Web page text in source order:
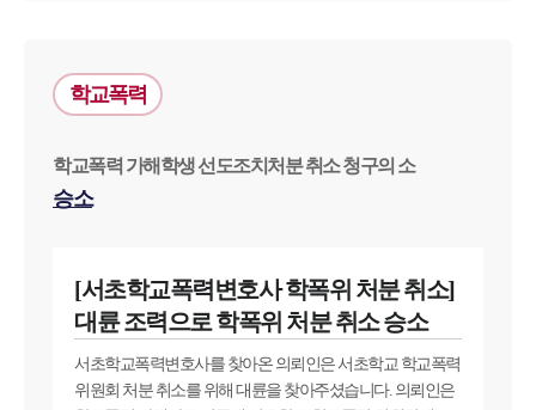
학교폭력
학교폭력 가해학생 선도조치처분 취소 청구의 소
승소
[서초학교폭력변호사 학폭위 처분 취소]
대륜 조력으로 학폭위 처분 취소 승소
서초학교폭력변호사를 찾아온 의뢰인은 서초학교 학교폭력
위원회 처분 취소를 위해 대륜을 찾아주셨습니다. 의뢰인은